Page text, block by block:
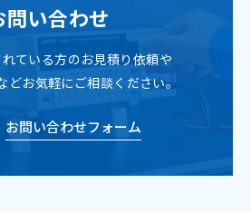
問い合わせ
ている方のお見積り依頼や
どお気軽にご相談ください。
お問い合わせフォーム